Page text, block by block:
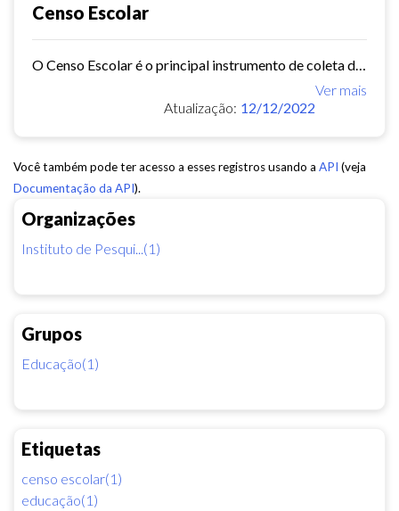
Organizações
Instituto de Pesqui...(1)
Grupos
Educação(1)
Etiquetas
censo escolar(1)
educação(1)
Censo Escolar
Ver mais
Atualização: 12/12/2022
Você também pode ter acesso a esses registros usando a API (veja
Documentação da API).